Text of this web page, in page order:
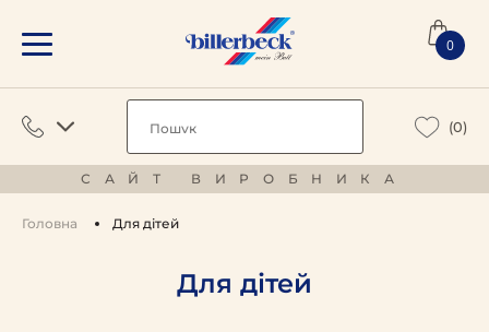
0
(0)
САЙТ ВИРОБНИКА
Головна Для дітей
Для дітей